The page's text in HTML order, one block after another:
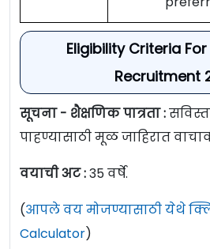
Eligibility Criteria For
Recruitment
सूचना - शैक्षणिक पात्रता :
पाहण्यासाठी मूळ जाहिरात
वयाची अट :35 वर्षे.
(आपले वय मोजण्यासाठी येथे
Calculator)